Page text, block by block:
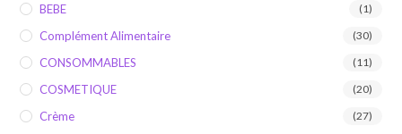
BEBE (1)
Complément Alimentaire (30)
CONSOMMABLES (11)
COSMETIQUE (20)
Crème (27)